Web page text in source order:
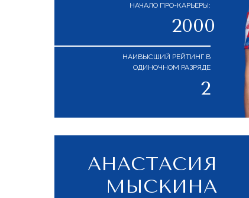
НАЧАЛО ПРО-КАРЬЕРЫ:
НАИВЫСШИЙ РЕЙТИНГ В
ОДИНОЧНОМ РАЗРЯДЕ
2
2000
АНАСТАСИЯ
МЫСКИНА